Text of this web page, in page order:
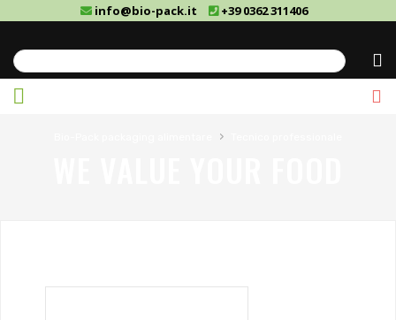
info@bio-pack.it +39 0362 311406
›